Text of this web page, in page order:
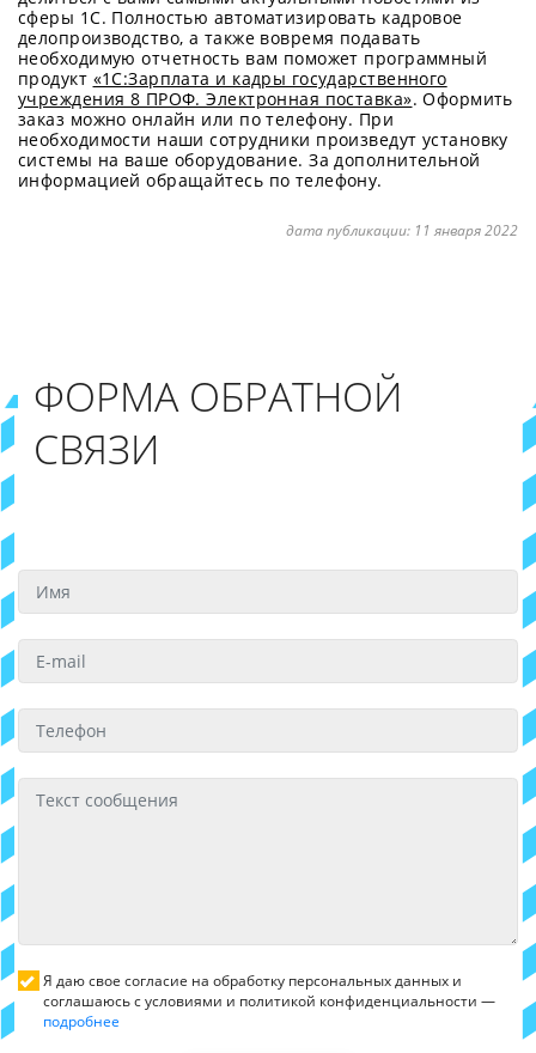
сферы 1С. Полностью автоматизировать кадровое
делопроизводство, а также вовремя подавать
необходимую отчетность вам поможет программный
продукт «1С:Зарплата и кадры государственного
учреждения 8 ПРОФ. Электронная поставка». Оформить
заказ можно онлайн или по телефону. При
необходимости наши сотрудники произведут установку
системы на ваше оборудование. За дополнительной
информацией обращайтесь по телефону.
дата публикации: 11 января 2022
ФОРМА ОБРАТНОЙ
СВЯЗИ
Я даю свое согласие на обработку персональных данных и
соглашаюсь с условиями и политикой конфиденциальности —
подробнее